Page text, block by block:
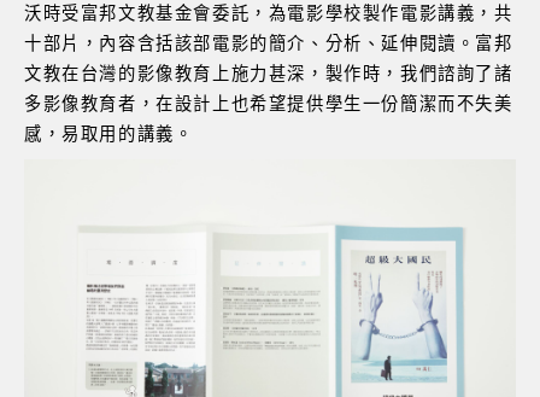
沃時受富邦文教基金會委託，為電影學校製作電影講義，共
十部片，內容含括該部電影的簡介、分析、延伸閱讀。富邦
文教在台灣的影像教育上施力甚深，製作時，我們諮詢了諸
多影像教育者，在設計上也希望提供學生一份簡潔而不失美
感，易取用的講義。